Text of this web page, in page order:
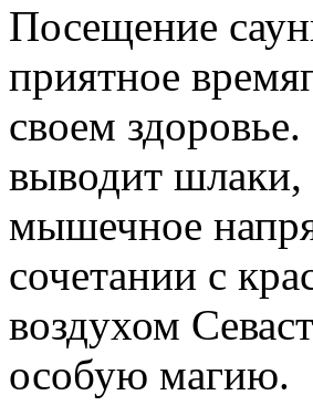
Посещение
приятное
своем
выводит шлаки,
мышечное
сочетании с
воздухом
особую магию.